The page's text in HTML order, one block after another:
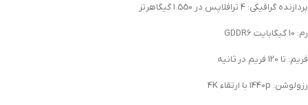
پردازنده گرافیکی: 4 ترافلاپس در 1.550 گیگاهرتز
رم: 10 گیگابایت GDDR6
فریم: تا 120 فریم در ثانیه
رزولوشن: 1440p با ارتقاء 4K